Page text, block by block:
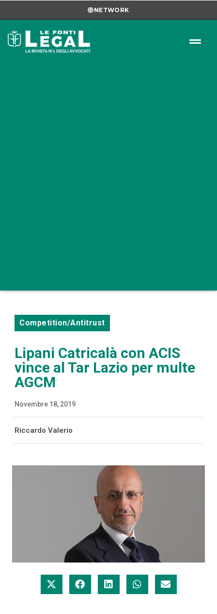
NETWORK
Competition/Antitrust
Lipani Catricalà con ACIS
vince al Tar Lazio per multe
AGCM
Novembre 18, 2019
Riccardo Valerio